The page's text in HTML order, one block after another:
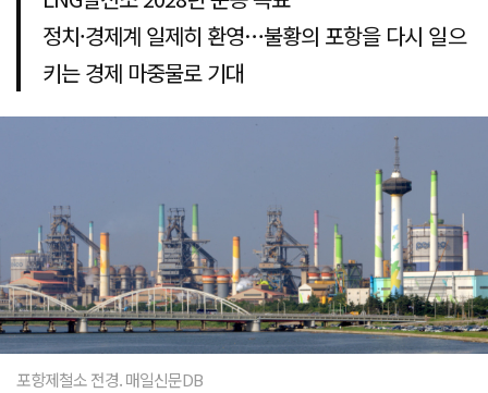
정치·경제계 일제히 환영…불황의 포항을 다시 일으
키는 경제 마중물로 기대
포항제철소 전경. 매일신문DB